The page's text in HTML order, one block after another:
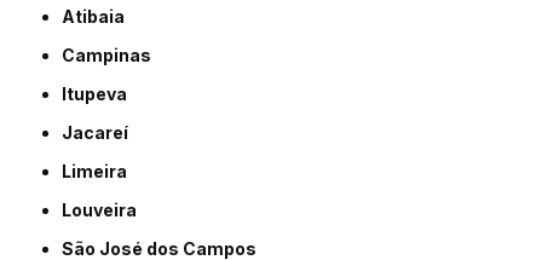
Atibaia
Campinas
Itupeva
Jacareí
Limeira
Louveira
São José dos Campos